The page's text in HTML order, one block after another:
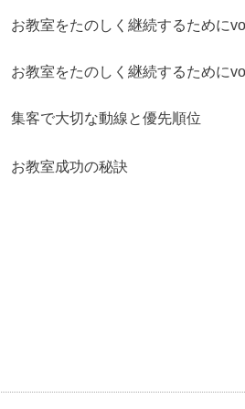
お教室をたのしく継続するために
お教室をたのしく継続するために
集客で大切な動線と優先順位
お教室成功の秘訣